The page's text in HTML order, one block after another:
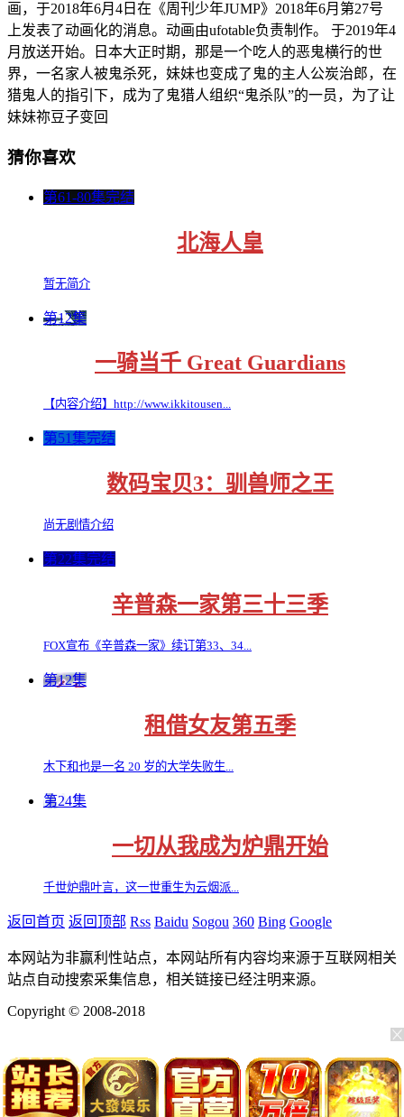
画，于2018年6月4日在《周刊少年JUMP》2018年6月第27号
上发表了动画化的消息。动画由ufotable负责制作。 于2019年4
月放送开始。日本大正时期，那是一个吃人的恶鬼横行的世
界，一名家人被鬼杀死，妹妹也变成了鬼的主人公炭治郎，在
猎鬼人的指引下，成为了鬼猎人组织“鬼杀队”的一员，为了让
妹妹祢豆子变回
猜你喜欢
第61-80集完结
北海人皇
暂无简介
第12集
一骑当千 Great Guardians
【内容介绍】http://www.ikkitousen...
第51集完结
数码宝贝3：驯兽师之王
尚无剧情介绍
第22集完结
辛普森一家第三十三季
FOX宣布《辛普森一家》续订第33、34...
第12集
租借女友第五季
木下和也是一名 20 岁的大学失败生...
第24集
一切从我成为炉鼎开始
千世炉鼎叶言，这一世重生为云烟派...
返回首页 返回顶部 Rss Baidu Sogou 360 Bing Google
本网站为非赢利性站点，本网站所有内容均来源于互联网相关
站点自动搜索采集信息，相关链接已经注明来源。
Copyright © 2008-2018